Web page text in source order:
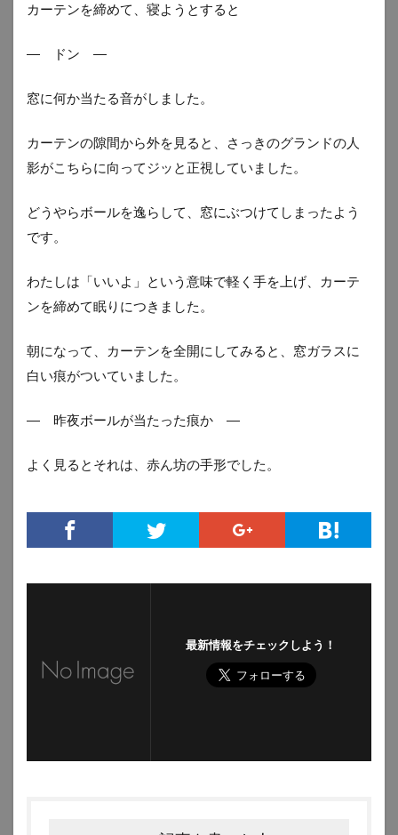
カーテンを締めて、寝ようとすると
― ドン ―
窓に何か当たる音がしました。
カーテンの隙間から外を見ると、さっきのグランドの人
影がこちらに向ってジッと正視していました。
どうやらボールを逸らして、窓にぶつけてしまったよう
です。
わたしは「いいよ」という意味で軽く手を上げ、カーテ
ンを締めて眠りにつきました。
朝になって、カーテンを全開にしてみると、窓ガラスに
白い痕がついていました。
― 昨夜ボールが当たった痕か ―
よく見るとそれは、赤ん坊の手形でした。
最新情報をチェックしよう！